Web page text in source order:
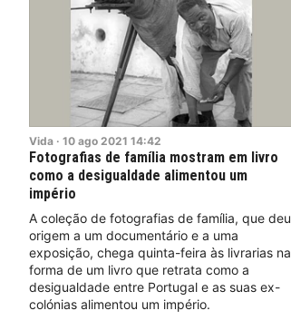
Vida · 10 ago 2021 14:42
Fotografias de família mostram em livro
como a desigualdade alimentou um
império
A coleção de fotografias de família, que deu
origem a um documentário e a uma
exposição, chega quinta-feira às livrarias na
forma de um livro que retrata como a
desigualdade entre Portugal e as suas ex-
colónias alimentou um império.